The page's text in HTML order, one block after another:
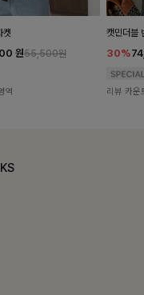
켓
원55,500원
역
캣민더블
30%
리뷰 카운